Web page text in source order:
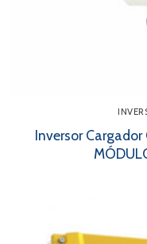
Inversor